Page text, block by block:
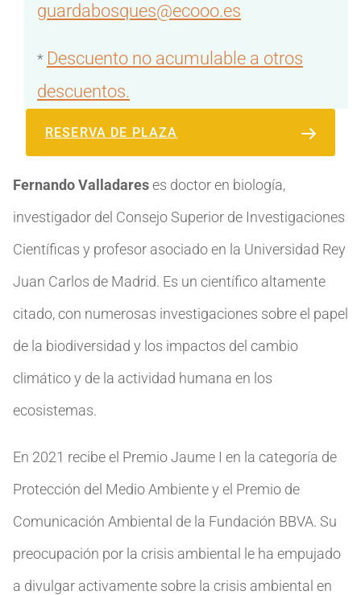
guardabosques@ecooo.es
* Descuento no acumulable a otros
descuentos.
RESERVA DE PLAZA
Fernando Valladareses doctor en biología,
investigador del Consejo Superior de Investigaciones
Científicas y profesor asociado en la Universidad Rey
Juan Carlos de Madrid. Es un científico altamente
citado, con numerosas investigaciones sobre el papel
de la biodiversidad y los impactos del cambio
climático y de la actividad humana en los
ecosistemas.
En 2021 recibe el Premio Jaume I en la categoría de
Protección del Medio Ambiente y el Premio de
Comunicación Ambiental de la Fundación BBVA. Su
preocupación por la crisis ambiental le ha empujado
a divulgar activamente sobre la crisis ambiental en